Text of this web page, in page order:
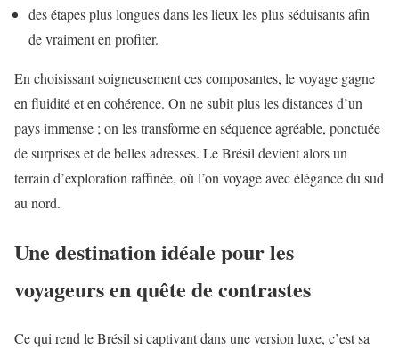
des étapes plus longues dans les lieux les plus séduisants afin
de vraiment en profiter.
En choisissant soigneusement ces composantes, le voyage gagne
en fluidité et en cohérence. On ne subit plus les distances d’un
pays immense ; on les transforme en séquence agréable, ponctuée
de surprises et de belles adresses. Le Brésil devient alors un
terrain d’exploration raffinée, où l’on voyage avec élégance du sud
au nord.
Une destination idéale pour les
voyageurs en quête de contrastes
Ce qui rend le Brésil si captivant dans une version luxe, c’est sa